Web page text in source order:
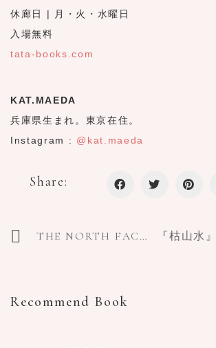
休廊日 | 月・火・水曜日
入場無料
tata-books.com
KAT.MAEDA
兵庫県生まれ。東京在住。
Instagram : @kat.maeda
Share:
THE NORTH FACEとHender Scheme初のコラボレーション、「変わるもの、変わらないもの」をテーマに数シーズンにわたってコレクションを発表
Recommend Book